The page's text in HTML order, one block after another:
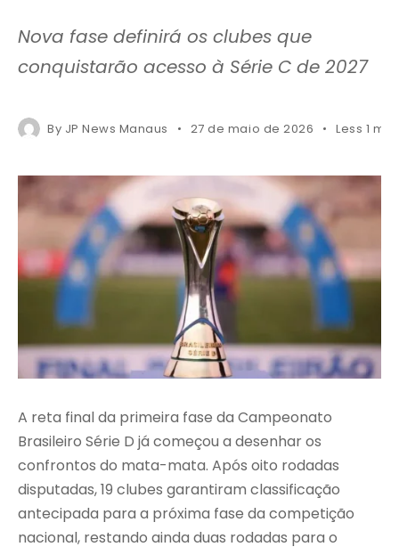
Nova fase definirá os clubes que
conquistarão acesso à Série C de 2027
By JP News Manaus 27 de maio de 2026 Less 1
A reta final da primeira fase da Campeonato
Brasileiro Série D já começou a desenhar os
confrontos do mata-mata. Após oito rodadas
disputadas, 19 clubes garantiram classificação
antecipada para a próxima fase da competição
nacional, restando ainda duas rodadas para o